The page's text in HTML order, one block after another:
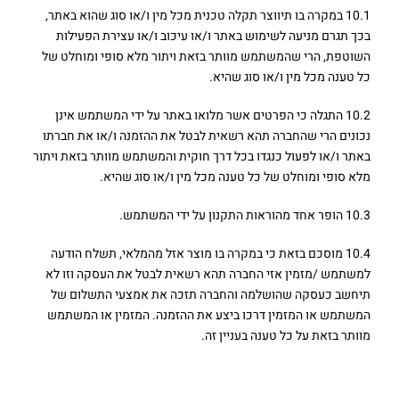
10.1 במקרה בו תיווצר תקלה טכנית מכל מין ו/או סוג שהוא באתר,
בכך תגרם מניעה לשימוש באתר ו/או עיכוב ו/או עצירת הפעילות
השוטפת, הרי שהמשתמש מוותר בזאת ויתור מלא סופי ומוחלט של
כל טענה מכל מין ו/או סוג שהיא.
10.2 התגלה כי הפרטים אשר מלואו באתר על ידי המשתמש אינן
נכונים הרי שהחברה תהא רשאית לבטל את ההזמנה ו/או את חברתו
באתר ו/או לפעול כנגדו בכל דרך חוקית והמשתמש מוותר בזאת ויתור
מלא סופי ומוחלט של כל טענה מכל מין ו/או סוג שהיא.
10.3 הופר אחד מהוראות התקנון על ידי המשתמש.
10.4 מוסכם בזאת כי במקרה בו מוצר אזל מהמלאי, תשלח הודעה
למשתמש /מזמין אזי החברה תהא רשאית לבטל את העסקה וזו לא
תיחשב כעסקה שהושלמה והחברה תזכה את אמצעי התשלום של
המשתמש או המזמין דרכו ביצע את ההזמנה. המזמין או המשתמש
מוותר בזאת על כל טענה בעניין זה.